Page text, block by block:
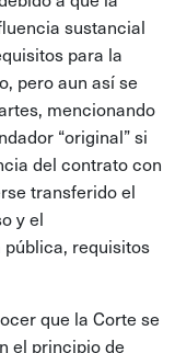
sustancial
para la
pero aun así se
mencionando
“original” si
del contrato con
transferido el
y el
requisitos
que la Corte se
el principio de